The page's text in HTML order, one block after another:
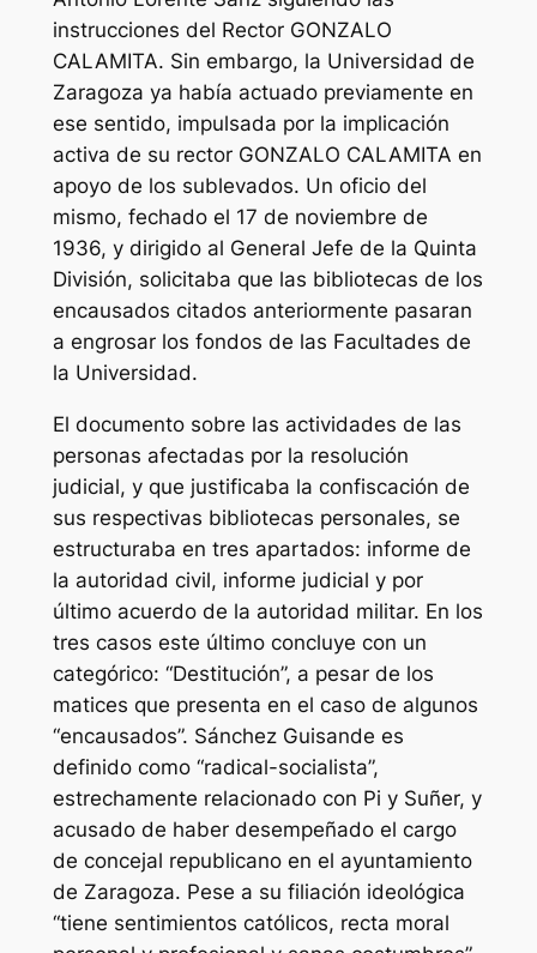
instrucciones del Rector GONZALO
CALAMITA. Sin embargo, la Universidad de
Zaragoza ya había actuado previamente en
ese sentido, impulsada por la implicación
activa de su rector GONZALO CALAMITA en
apoyo de los sublevados. Un oficio del
mismo, fechado el 17 de noviembre de
1936, y dirigido al General Jefe de la Quinta
División, solicitaba que las bibliotecas de los
encausados citados anteriormente pasaran
a engrosar los fondos de las Facultades de
la Universidad.
El documento sobre las actividades de las
personas afectadas por la resolución
judicial, y que justificaba la confiscación de
sus respectivas bibliotecas personales, se
estructuraba en tres apartados: informe de
la autoridad civil, informe judicial y por
último acuerdo de la autoridad militar. En los
tres casos este último concluye con un
categórico: “Destitución”, a pesar de los
matices que presenta en el caso de algunos
“encausados”. Sánchez Guisande es
definido como “radical-socialista”,
estrechamente relacionado con Pi y Suñer, y
acusado de haber desempeñado el cargo
de concejal republicano en el ayuntamiento
de Zaragoza. Pese a su filiación ideológica
“tiene sentimientos católicos, recta moral